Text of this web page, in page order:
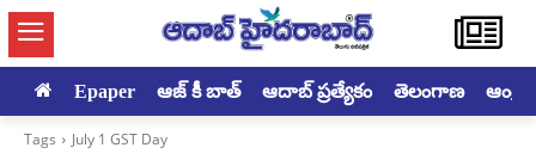
Epaper ఆజ్ కీ బాత్ ఆదాబ్ ప్రత్యేకం తెలంగాణ
Tags July 1 GST Day